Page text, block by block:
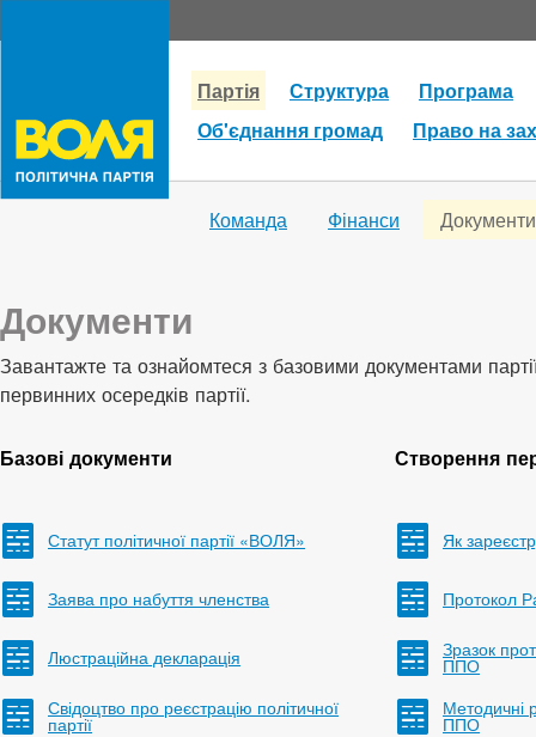
Партія Структура
Програма
Об'єднання громад
Право на
Команда Фінанси Документи
Документи
Завантажте та ознайомтеся з базовими документами
первинних осередків партії.
Базові документи
Статут політичної партії «ВОЛЯ»
Заява про набуття членства
Люстраційна декларація
Свідоцтво про реєстрацію політичної
партії
Створення
Як
Протокол
Зразок
ППО
Методичні
ППО